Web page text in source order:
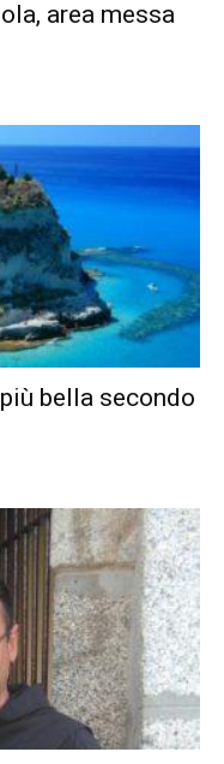
area messa
bella secondo